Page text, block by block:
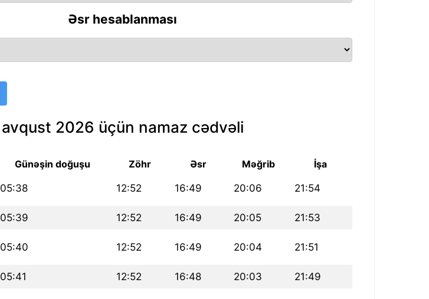
Əsr hesablanması
avqust 2026 üçün namaz cədvəli
Günəşin doğuşu Zöhr Əsr Məğrib İşa
05:38 12:52 16:49 20:06 21:54
05:39 12:52 16:49 20:05 21:53
05:40 12:52 16:49 20:04 21:51
05:41 12:52 16:48 20:03 21:49